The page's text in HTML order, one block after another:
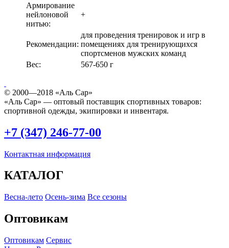
Армирование
нейлоновой
нитью:
+
Рекомендации:
для проведения тренировок и игр в
помещениях для тренирующихся
спортсменов мужских команд
Вес:
567-650 г
© 2000—2018 «Аль Сар»
«Аль Сар» — оптовый поставщик спортивных товаров:
спортивной одежды, экипировки и инвентаря.
+7 (347) 246-77-00
Контактная информация
КАТАЛОГ
Весна-лето Осень-зима Все сезоны
Оптовикам
Оптовикам Сервис